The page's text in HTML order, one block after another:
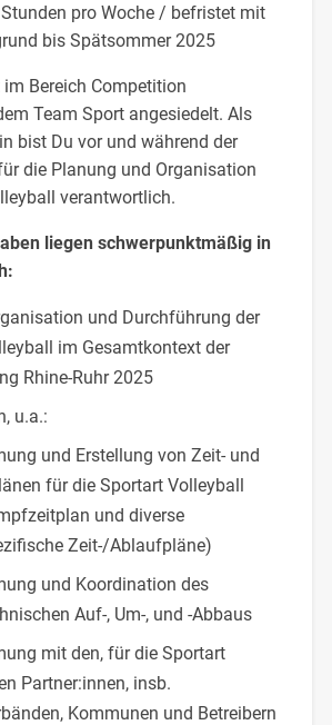
pro Woche / befristet mit
bis Spätsommer 2025
Bereich Competition
Team Sport angesiedelt. Als
bist Du vor und während der
die Planung und Organisation
verantwortlich.
liegen schwerpunktmäßig in
und Durchführung der
im Gesamtkontext der
Rhine-Ruhr 2025
u.a.:
und Erstellung von Zeit- und
für die Sportart Volleyball
und diverse
Zeit-/Ablaufpläne)
und Koordination des
Auf-, Um-, und -Abbaus
mit den, für die Sportart
Partner:innen, insb.
Kommunen und Betreibern